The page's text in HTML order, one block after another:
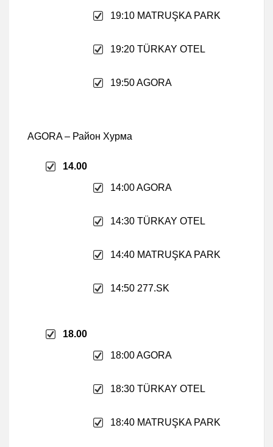
19:10 MATRUŞKA PARK
19:20 TÜRKAY OTEL
19:50 AGORA
AGORA – Район Хурма
14.00
14:00 AGORA
14:30 TÜRKAY OTEL
14:40 MATRUŞKA PARK
14:50 277.SK
18.00
18:00 AGORA
18:30 TÜRKAY OTEL
18:40 MATRUŞKA PARK